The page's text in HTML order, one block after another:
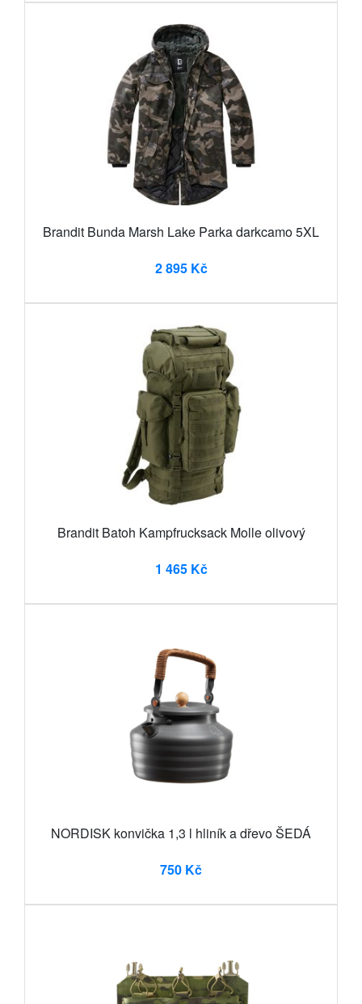
Brandit Bunda Marsh Lake Parka darkcamo 5XL
2 895 Kč
Brandit Batoh Kampfrucksack Molle olivový
1 465 Kč
NORDISK konvička 1,3 l hliník a dřevo ŠEDÁ
750 Kč